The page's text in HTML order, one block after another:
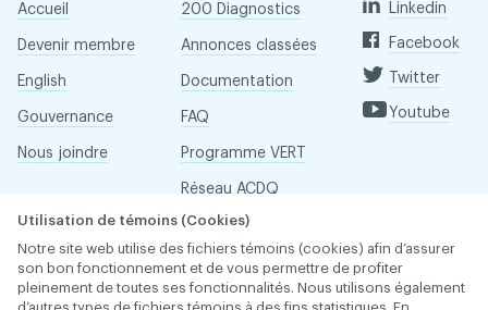
Accueil
Devenir membre
English
Gouvernance
Nous joindre
200 Diagnostics
Annonces classées
Documentation
FAQ
Programme VERT
Réseau ACDQ
Salle de presse
À propos
Linkedin
Facebook
Twitter
Youtube
Utilisation de témoins (Cookies)
Notre site web utilise des fichiers témoins (cookies) afin d’assurer
son bon fonctionnement et de vous permettre de profiter
pleinement de toutes ses fonctionnalités. Nous utilisons également